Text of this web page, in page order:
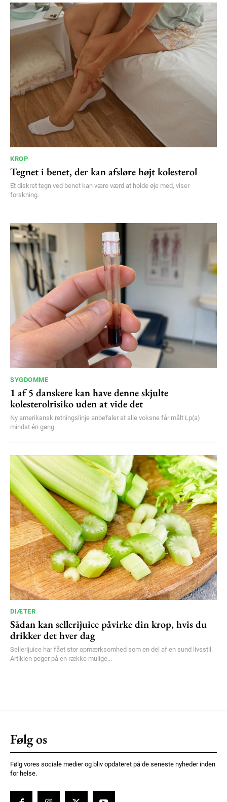
KROP
Tegnet i benet, der kan afsløre højt kolesterol
Et diskret tegn ved benet kan være værd at holde øje med, viser
forskning.
SYGDOMME
1 af 5 danskere kan have denne skjulte
kolesterolrisiko uden at vide det
Ny amerikansk retningslinje anbefaler at alle voksne får målt Lp(a)
mindst én gang.
DIÆTER
Sådan kan sellerijuice påvirke din krop, hvis du
drikker det hver dag
Sellerijuice har fået stor opmærksomhed som en del af en sund livsstil.
Artiklen peger på en række mulige...
Følg os
Følg vores sociale medier og bliv opdateret på de seneste nyheder inden
for helse.